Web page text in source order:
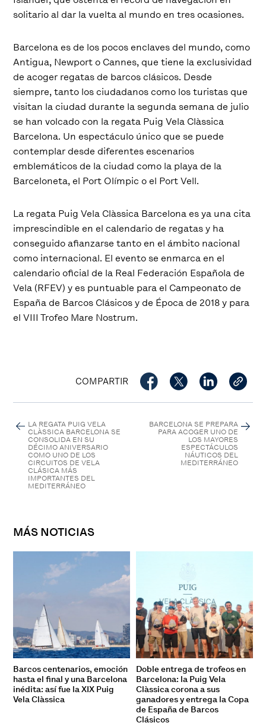
solitario al dar la vuelta al mundo en tres ocasiones.
Barcelona es de los pocos enclaves del mundo, como
Antigua, Newport o Cannes, que tiene la exclusividad
de acoger regatas de barcos clásicos. Desde
siempre, tanto los ciudadanos como los turistas que
visitan la ciudad durante la segunda semana de julio
se han volcado con la regata Puig Vela Clàssica
Barcelona. Un espectáculo único que se puede
contemplar desde diferentes escenarios
emblemáticos de la ciudad como la playa de la
Barceloneta, el Port Olímpic o el Port Vell.
La regata Puig Vela Clàssica Barcelona es ya una cita
imprescindible en el calendario de regatas y ha
conseguido afianzarse tanto en el ámbito nacional
como internacional. El evento se enmarca en el
calendario oficial de la Real Federación Española de
Vela (RFEV) y es puntuable para el Campeonato de
España de Barcos Clásicos y de Época de 2018 y para
el VIII Trofeo Mare Nostrum.
COMPARTIR
LA REGATA PUIG VELA
CLÀSSICA BARCELONA SE
CONSOLIDA EN SU
DÉCIMO ANIVERSARIO
COMO UNO DE LOS
CIRCUITOS DE VELA
CLÁSICA MÁS
IMPORTANTES DEL
MEDITERRÁNEO
BARCELONA SE PREPARA
PARA ACOGER UNO DE
LOS MAYORES
ESPECTÁCULOS
NÁUTICOS DEL
MEDITERRÁNEO
MÁS NOTICIAS
Barcos centenarios, emoción
hasta el final y una Barcelona
inédita: así fue la XIX Puig
Vela Clàssica
Doble entrega de trofeos en
Barcelona: la Puig Vela
Clàssica corona a sus
ganadores y entrega la Copa
de España de Barcos
Clásicos